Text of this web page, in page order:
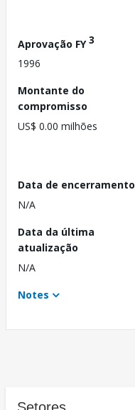
Aprovação FY3
1996
Montante do
compromisso
US$ 0.00 milhões
Data de encerramento
N/A
Data da última
atualização
N/A
Notes